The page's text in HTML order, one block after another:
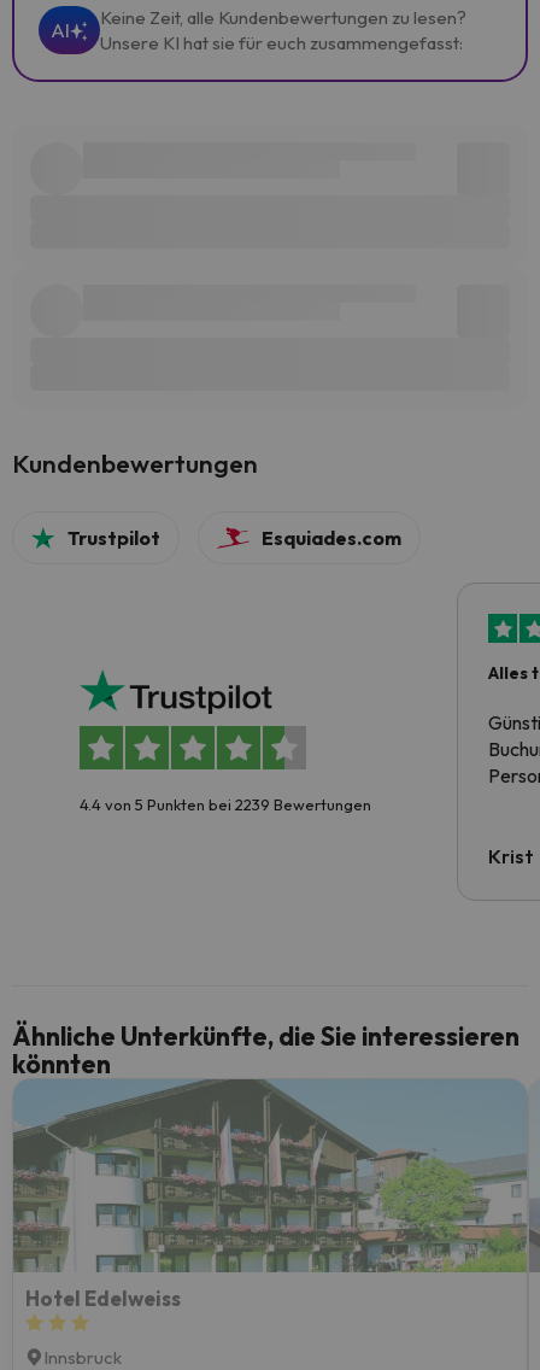
AI
Keine Zeit, alle Kundenbewertungen zu lesen?
Unsere KI hat sie für euch zusammengefasst:
Kundenbewertungen
Trustpilot Esquiades.com
4.4 von 5 Punkten bei 2239 Bewertungen
Alles
Krist
Ähnliche Unterkünfte, die Sie interessieren
könnten
Hotel Edelweiss
Innsbruck